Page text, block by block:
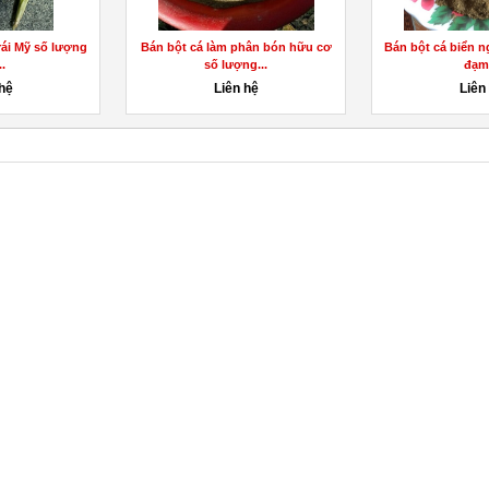
số lượng
Bán Vỏ Đậu Xanh, Đậu Xanh Hạt,
Đậu Xanh Tróc...
Liên hệ
Bán gừng
lượng
Liên